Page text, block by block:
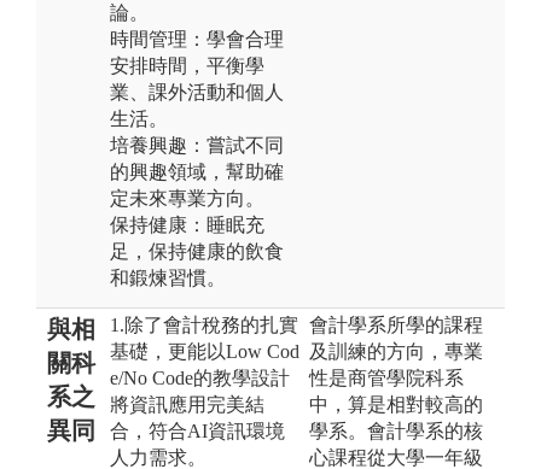
論。
時間管理：學會合理
安排時間，平衡學
業、課外活動和個人
生活。
培養興趣：嘗試不同
的興趣領域，幫助確
定未來專業方向。
保持健康：睡眠充
足，保持健康的飲食
和鍛煉習慣。
與相
關科
系之
異同
1.除了會計稅務的扎實
基礎，更能以Low Cod
e/No Code的教學設計
將資訊應用完美結
合，符合AI資訊環境
人力需求。
會計學系所學的課程
及訓練的方向，專業
性是商管學院科系
中，算是相對較高的
學系。會計學系的核
心課程從大學一年級